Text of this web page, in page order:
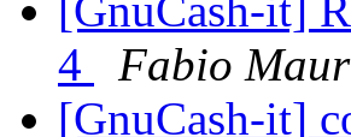
[GnuCash-it]
4
Fabio
[GnuCash-it]